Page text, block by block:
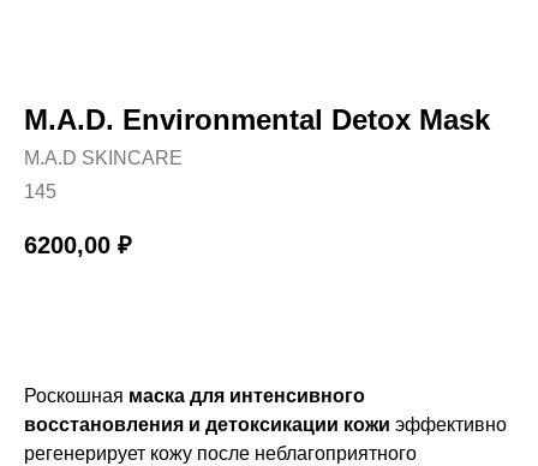
M.A.D. Environmental Detox Mask
M.A.D SKINCARE
145
6200,00 ₽
Роскошная маска для интенсивного
восстановления и детоксикации кожи эффективно
регенерирует кожу после неблагоприятного